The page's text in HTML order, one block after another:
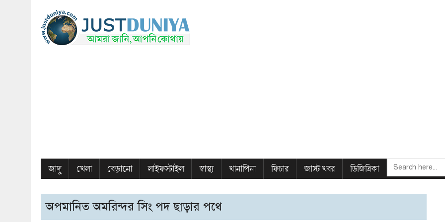
জাদু খেলা বেড়ানো লাইফস্টাইল স্বাস্থ্য খানাপিনা ফিচার জাস্ট খবর ডিজিত্রিকা
SEARCH
FOR:
অপমানিত অমরিন্দর সিং পদ ছাড়ার পথে